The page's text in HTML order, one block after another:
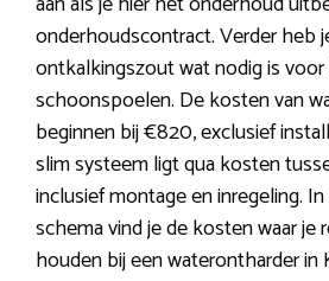
onderhoudscontract. Verder heb
ontkalkingszout wat nodig is
schoonspoelen. De kosten van
beginnen bij €820, exclusief
slim systeem ligt qua kosten
inclusief montage en inregeling.
schema vind je de kosten waar
houden bij een waterontharder